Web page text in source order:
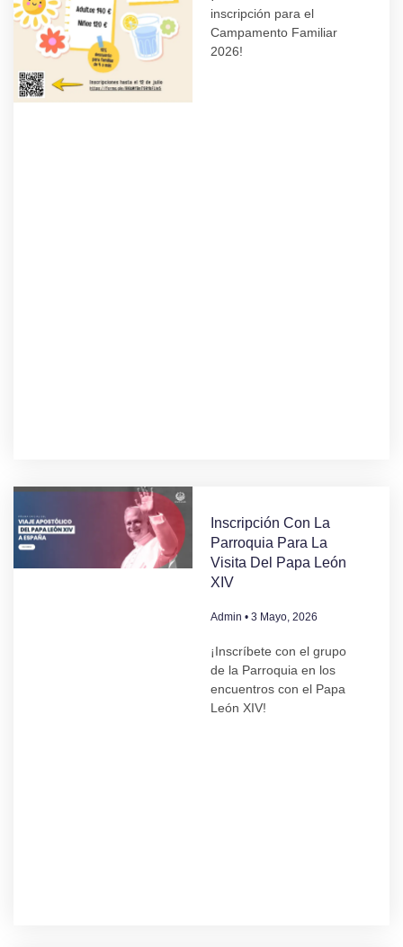
inscripción para el
Campamento Familiar
2026!
Inscripción Con La
Parroquia Para La
Visita Del Papa León
XIV
Admin 3 Mayo, 2026
¡Inscríbete con el grupo
de la Parroquia en los
encuentros con el Papa
León XIV!